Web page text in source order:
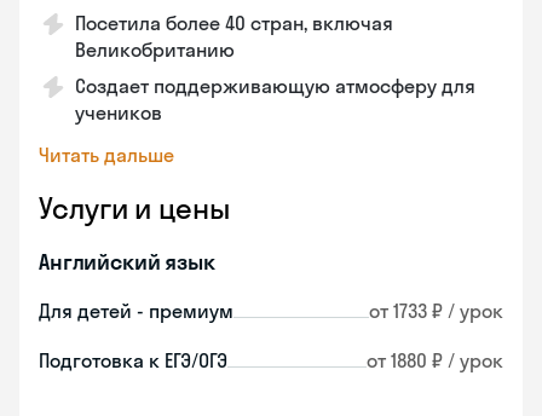
Посетила более 40 стран, включая
Великобританию
Создает поддерживающую атмосферу для
учеников
Читать дальше
Услуги и цены
Английский язык
Для детей - премиум от 1733 ₽ / урок
Подготовка к ЕГЭ/ОГЭ от 1880 ₽ / урок